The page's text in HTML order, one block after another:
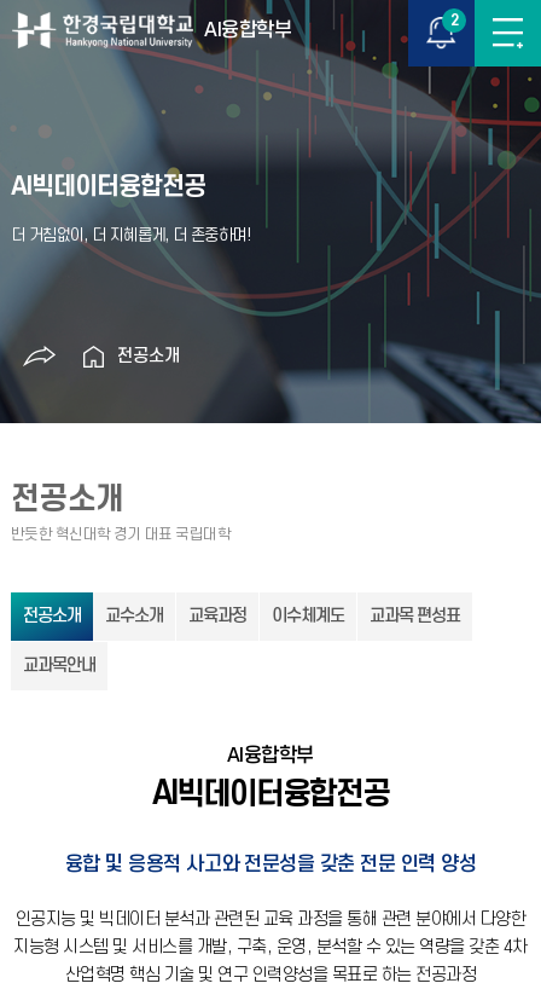
AI융합학부 2
AI빅데이터융합전공
전공소개
전공소개
전공소개 교수소개 교육과정 이수체계도 교과목 편성표
교과목안내
AI융합학부
AI빅데이터융합전공
융합 및 응용적 사고와 전문성을 갖춘 전문 인력 양성
인공지능 및 빅데이터 분석과 관련된 교육 과정을 통해 관련 분야에서 다양한
지능형 시스템 및 서비스를 개발, 구축, 운영, 분석할 수 있는 역량을 갖춘 4차
산업혁명 핵심 기술 및 연구 인력양성을 목표로 하는 전공과정